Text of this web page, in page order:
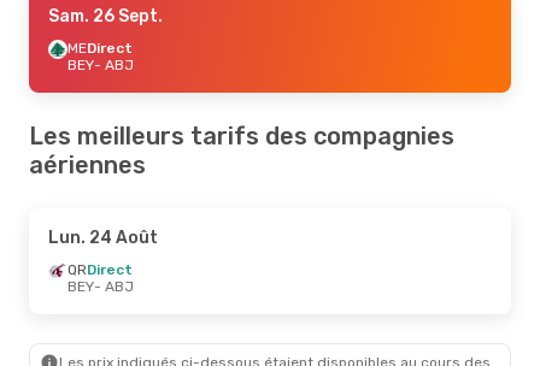
Sam. 26 Sept.
MEDirect
BEY- ABJ
Les meilleurs tarifs des compagnies
aériennes
Lun. 24 Août
QRDirect
BEY- ABJ
Les prix indiqués ci-dessous étaient disponibles au cours des